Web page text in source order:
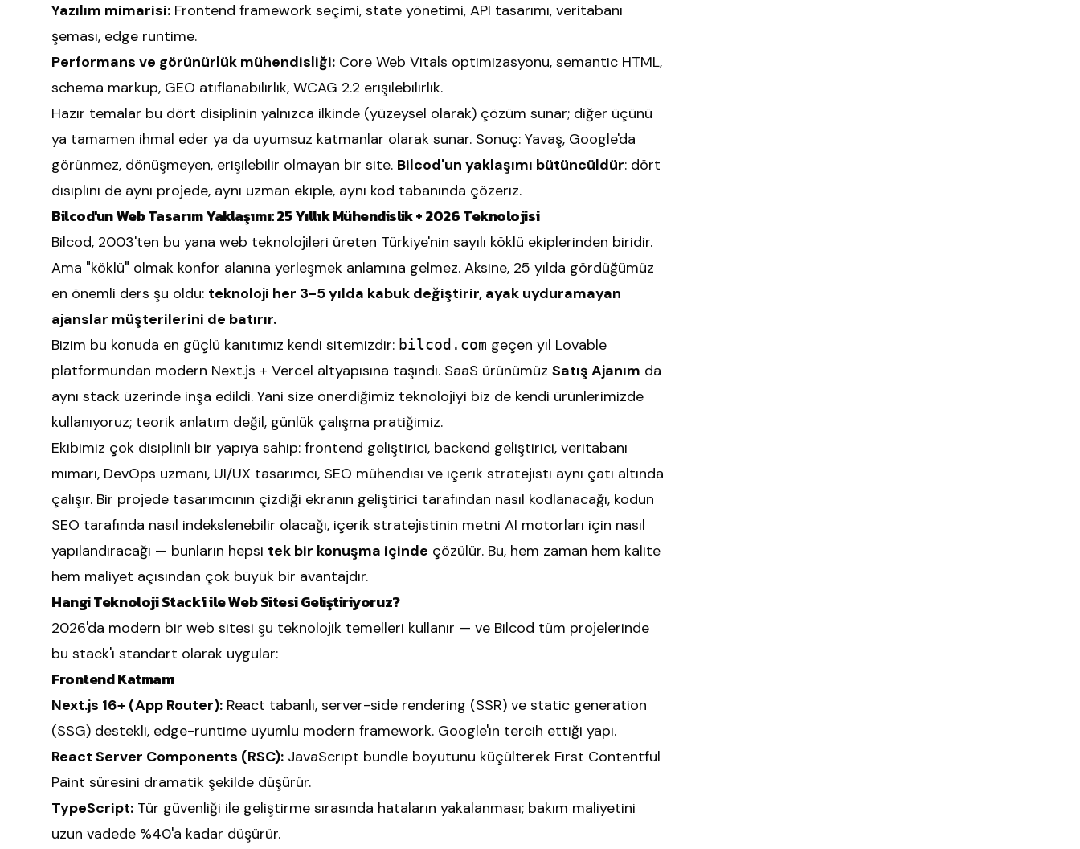
Yazılım mimarisi: Frontend framework seçimi, state yönetimi, API tasarımı, veritabanı
şeması, edge runtime.
Performans ve görünürlük mühendisliği: Core Web Vitals optimizasyonu, semantic HTML,
schema markup, GEO atıflanabilirlik, WCAG 2.2 erişilebilirlik.
Hazır temalar bu dört disiplinin yalnızca ilkinde (yüzeysel olarak) çözüm sunar; diğer üçünü
ya tamamen ihmal eder ya da uyumsuz katmanlar olarak sunar. Sonuç: Yavaş, Google'da
görünmez, dönüşmeyen, erişilebilir olmayan bir site. Bilcod'un yaklaşımı bütüncüldür: dört
disiplini de aynı projede, aynı uzman ekiple, aynı kod tabanında çözeriz.
Bilcod'un Web Tasarım Yaklaşımı: 25 Yıllık Mühendislik + 2026 Teknolojisi
Bilcod, 2003'ten bu yana web teknolojileri üreten Türkiye'nin sayılı köklü ekiplerinden biridir.
Ama "köklü" olmak konfor alanına yerleşmek anlamına gelmez. Aksine, 25 yılda gördüğümüz
en önemli ders şu oldu: teknoloji her 3-5 yılda kabuk değiştirir, ayak uyduramayan
ajanslar müşterilerini de batırır.
Bizim bu konuda en güçlü kanıtımız kendi sitemizdir: bilcod.com geçen yıl Lovable
platformundan modern Next.js + Vercel altyapısına taşındı. SaaS ürünümüz Satış Ajanım da
aynı stack üzerinde inşa edildi. Yani size önerdiğimiz teknolojiyi biz de kendi ürünlerimizde
kullanıyoruz; teorik anlatım değil, günlük çalışma pratiğimiz.
Ekibimiz çok disiplinli bir yapıya sahip: frontend geliştirici, backend geliştirici, veritabanı
mimarı, DevOps uzmanı, UI/UX tasarımcı, SEO mühendisi ve içerik stratejisti aynı çatı altında
çalışır. Bir projede tasarımcının çizdiği ekranın geliştirici tarafından nasıl kodlanacağı, kodun
SEO tarafında nasıl indekslenebilir olacağı, içerik stratejistinin metni AI motorları için nasıl
yapılandıracağı — bunların hepsi tek bir konuşma içinde çözülür. Bu, hem zaman hem kalite
hem maliyet açısından çok büyük bir avantajdır.
Hangi Teknoloji Stack'i ile Web Sitesi Geliştiriyoruz?
2026'da modern bir web sitesi şu teknolojik temelleri kullanır — ve Bilcod tüm projelerinde
bu stack'i standart olarak uygular:
Frontend Katmanı
Next.js 16+ (App Router): React tabanlı, server-side rendering (SSR) ve static generation
(SSG) destekli, edge-runtime uyumlu modern framework. Google'ın tercih ettiği yapı.
React Server Components (RSC): JavaScript bundle boyutunu küçülterek First Contentful
Paint süresini dramatik şekilde düşürür.
TypeScript: Tür güvenliği ile geliştirme sırasında hataların yakalanması; bakım maliyetini
uzun vadede %40'a kadar düşürür.